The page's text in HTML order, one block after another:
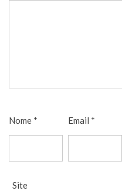
Nome * Email *
Site